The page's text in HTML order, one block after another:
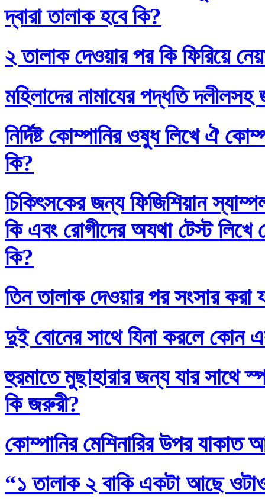
দ্বারা তালাক হবে কি?
২ তালাক দেওয়ার পর কি ফিরিয়ে
মহিলাদের নামাযের পদ্ধতি দলীলসহ
নির্দিষ্ট কোম্পানির ওষুধ লিখে ঐ
কি?
চিকিৎসকের জন্য ফিজিশিয়ান
কি এবং রোগীদের অযথা টেস্ট লিখে
কি?
তিন তালাক দেওয়ার পর সংসার করা
দুই বোনের সাথে যিনা করলে কোন
হুরমাতে মুছাহারার জন্য যার সাথে
কি জরুরী?
কোম্পানির মেশিনারির উপর যাকাত
“১ তালাক ২ বাকি একটা আছে